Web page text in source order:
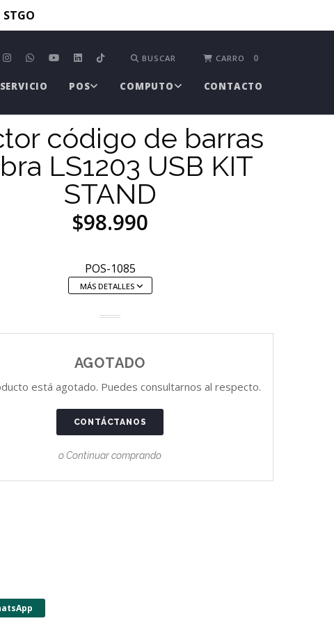
STGO
BUSCAR CARRO 0
POS COMPUTO CONTACTO
código de barras
LS1203 USB KIT
STAND
$98.990
POS-1085
MÁS DETALLES
AGOTADO
está agotado. Puedes consultarnos al respecto.
CONTÁCTANOS
o Continuar comprando